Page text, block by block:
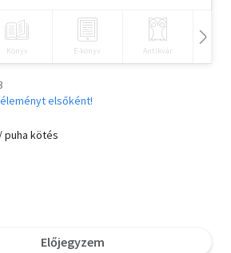
Könyv E-könyv Antikvár
elsőként!
puha kötés
Előjegyzem